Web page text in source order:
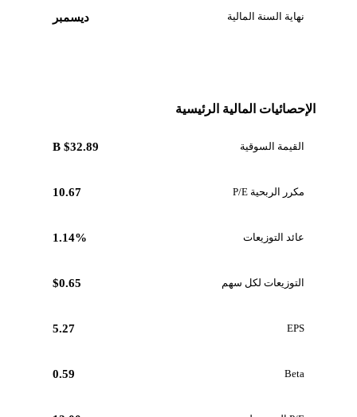
نهاية السنة المالية ديسمبر
الإحصائيات المالية الرئيسية
القيمة السوقية $32.89 B
مكرر الربحية P/E 10.67
عائد التوزيعات 1.14%
التوزيعات لكل سهم $0.65
EPS
5.27
Beta
0.59